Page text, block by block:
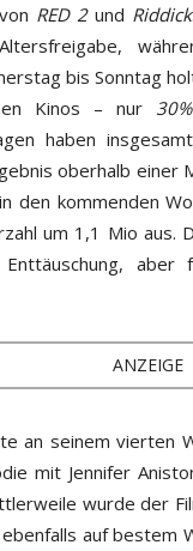
RED 2und Riddick
bis Sonntag
Kinos – nur 30%
haben
oberhalb
den kommenden
um 1,1 Mio aus.
aber
ANZEIGE
an seinem vierten
mit Jennifer
wurde der
auf bestem